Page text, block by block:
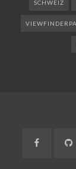
SCHWEIZ
Facebook